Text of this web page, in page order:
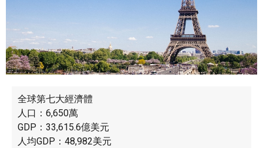
全球第七大經濟體
人口：6,650萬
GDP：33,615.6億美元
人均GDP：48,982美元